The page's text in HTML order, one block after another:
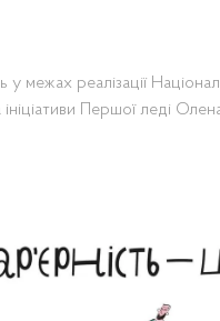
межах реалізації
Першої леді